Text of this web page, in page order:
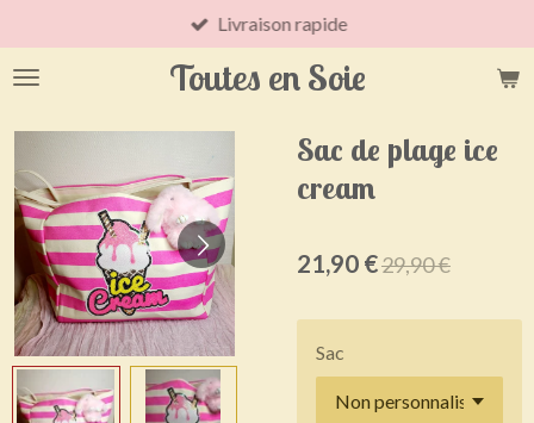
au
contenu
Toutes en Soie
Livraison rapide
Sac de plage ice
cream
21,90 €29,90 €
Sac